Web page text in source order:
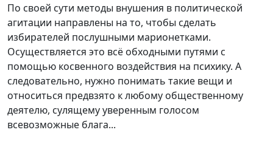
По своей сути методы внушения в политической
агитации направлены на то, чтобы сделать
избирателей послушными марионетками.
Осуществляется это всё обходными путями с
помощью косвенного воздействия на психику. А
следовательно, нужно понимать такие вещи и
относиться предвзято к любому общественному
деятелю, сулящему уверенным голосом
всевозможные блага...